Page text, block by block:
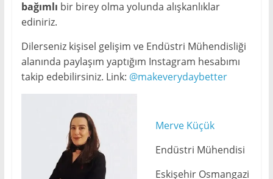
bağımlı bir birey olma yolunda alışkanlıklar
ediniriz.
Dilerseniz kişisel gelişim ve Endüstri Mühendisliği
alanında paylaşım yaptığım Instagram hesabımı
takip edebilirsiniz. Link: @makeverydaybetter
Merve Küçük
Endüstri Mühendisi
Eskişehir Osmangazi